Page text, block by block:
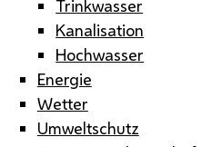
Trinkwasser
Kanalisation
Hochwasser
Energie
Wetter
Umweltschutz